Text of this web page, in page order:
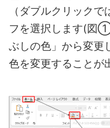
（ダブルクリック
フを選択します(図
ぶしの色」から変更
色を変更することが